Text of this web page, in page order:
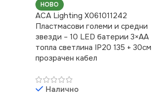
НОВО
ACA Lighting X061011242
Пластмасови големи и средни
звезди – 10 LED батерии 3×AA
топла светлина IP20 135 + 30см
прозрачен кабел
Налично